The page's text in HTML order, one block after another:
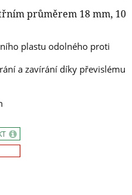
průměrem 18 mm, 10
plastu odolného proti
a zavírání díky převislému